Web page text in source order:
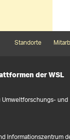
Standorte
der WSL
und
Informationszentrum